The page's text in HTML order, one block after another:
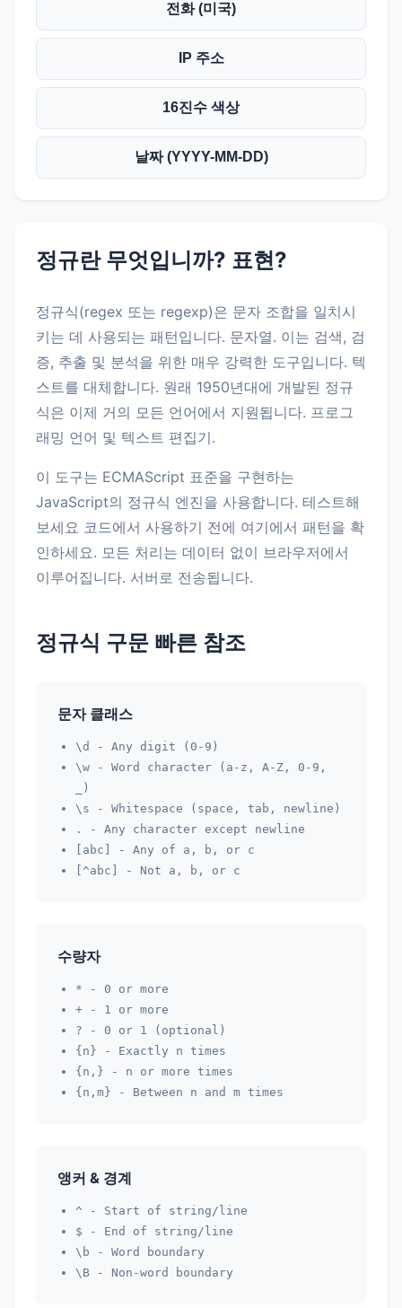
전화 (미국)
IP 주소
16진수 색상
날짜 (YYYY-MM-DD)
정규란 무엇입니까? 표현?
정규식(regex 또는 regexp)은 문자 조합을 일치시
키는 데 사용되는 패턴입니다. 문자열. 이는 검색, 검
증, 추출 및 분석을 위한 매우 강력한 도구입니다. 텍
스트를 대체합니다. 원래 1950년대에 개발된 정규
식은 이제 거의 모든 언어에서 지원됩니다. 프로그
래밍 언어 및 텍스트 편집기.
이 도구는 ECMAScript 표준을 구현하는
JavaScript의 정규식 엔진을 사용합니다. 테스트해
보세요 코드에서 사용하기 전에 여기에서 패턴을 확
인하세요. 모든 처리는 데이터 없이 브라우저에서
이루어집니다. 서버로 전송됩니다.
정규식 구문 빠른 참조
문자 클래스
\d
- Any digit (0-9)
\w - Word character (a-z, A-Z, 0-9,
_)
\s - Whitespace (space, tab, newline)
.
- Any character except newline
[abc]
- Any of a, b, or c
[^abc]
- Not a, b, or c
수량자
* - 0 or more
+ - 1 or more
? - 0 or 1 (optional)
{n} - Exactly n times
{n,} - n or more times
{n,m} - Between n and m times
앵커 & 경계
^ - Start of string/line
$ - End of string/line
\b - Word boundary
\B - Non-word boundary